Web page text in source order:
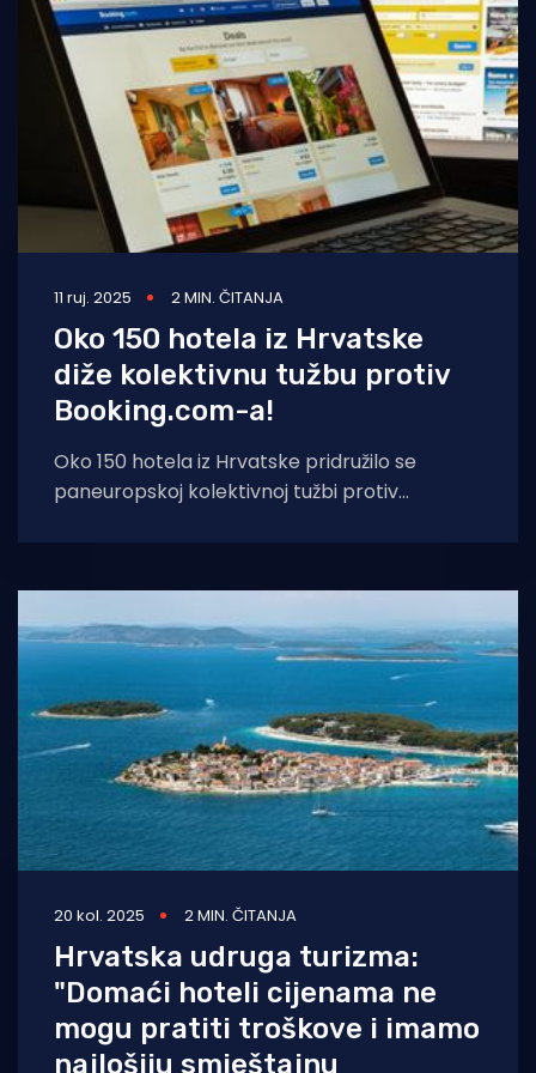
Turizam i nautika
Pomorstvo
Ribolov
Ekologija
Tradicija i kultura
11 ruj. 2025 2 MIN. ČITANJA
Oko 150 hotela iz Hrvatske
diže kolektivnu tužbu protiv
Booking.com-a!
Oko 150 hotela iz Hrvatske pridružilo se
paneuropskoj kolektivnoj tužbi protiv
Udruge poslodavaca u
20 kol. 2025 2 MIN. ČITANJA
Hrvatska udruga turizma:
"Domaći hoteli cijenama ne
mogu pratiti troškove i imamo
najlošiju smještajnu